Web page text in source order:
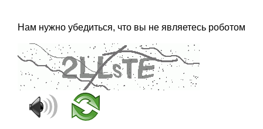
Нам нужно убедиться, что вы не являетесь роботом